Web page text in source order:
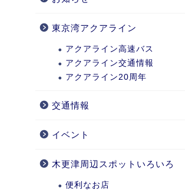
東京湾アクアライン
アクアライン高速バス
アクアライン交通情報
アクアライン20周年
交通情報
イベント
木更津周辺スポットいろいろ
便利なお店